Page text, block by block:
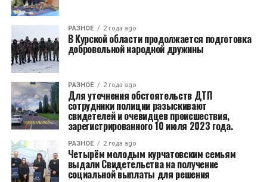
РАЗНОЕ 2 года ago
В Курской области продолжается подготовка
добровольной народной дружины
РАЗНОЕ 2 года ago
Для уточнения обстоятельств ДТП
сотрудники полиции разыскивают
свидетелей и очевидцев происшествия,
зарегистрированного 10 июля 2023 года.
РАЗНОЕ 2 года ago
Четырëм молодым курчатовским семьям
выдали Свидетельства на получение
социальной выплаты для решения